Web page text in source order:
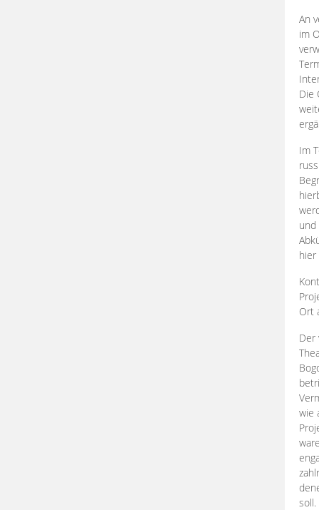
An
im
Die
Im
und
Ort
Der
wie
zahlr
soll.